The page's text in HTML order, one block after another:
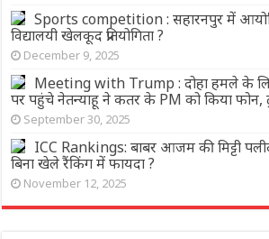
Sports competition : सहारनपुर में
विद्यालयी खेलकूद प्रतियोगिता ?
December 9, 2025
Meeting with Trump : दोहा हमले के
पर पहुंचे नेतन्याहू ने कतर के PM को किया फोन,
September 30, 2025
ICC Rankings: बाबर आजम की मिट्टी
बिना खेले रैंकिंग में फायदा ?
November 12, 2025